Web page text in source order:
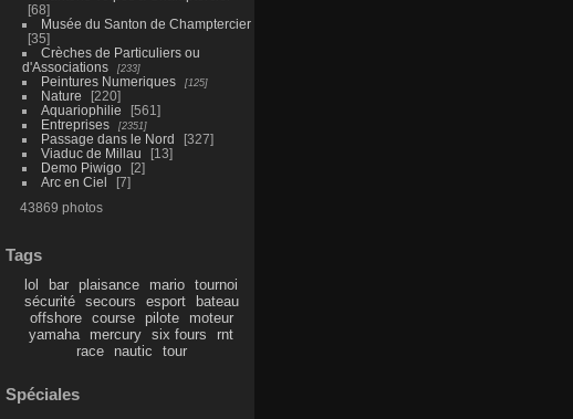
68
Musée du Santon de Champtercier
35
Crèches de Particuliers ou
d'Associations
233
Peintures Numeriques 125
Nature
220
Aquariophilie
561
Entreprises
2351
Passage dans le Nord
327
Viaduc de Millau
13
Demo Piwigo
2
Arc en Ciel
7
43869 photos
Tags
lol bar plaisance mario
tournoi
sécurité
secours esport
bateau
offshore
course pilote
moteur
yamaha
mercury six fours
rnt
race
nautic tour
Spéciales